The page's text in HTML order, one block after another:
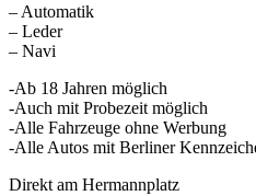
– Automatik
– Leder
– Navi
-Ab 18 Jahren möglich
-Auch mit Probezeit möglich
-Alle Fahrzeuge ohne Werbung
-Alle Autos mit Berliner
Direkt am Hermannplatz